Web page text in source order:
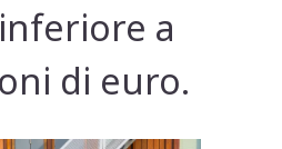
a
di euro.